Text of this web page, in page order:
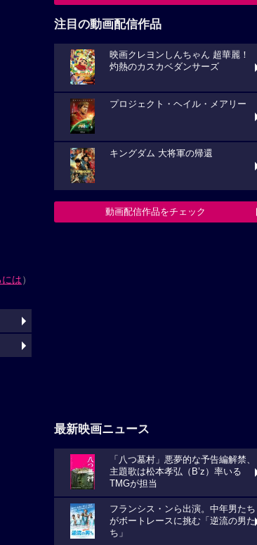
は）
注目の動画配信作品
映画クレヨンしんちゃん 超華麗！
灼熱のカスカベダンサーズ
プロジェクト・ヘイル・メアリー
キングダム 大将軍の帰還
動画配信作品をチェック
最新映画ニュース
「八つ墓村」悪夢的な予告編解禁、
主題歌は松本孝弘（B’z）率いる
TMGが担当
フランシス・ンら出演。中年男たち
がボートレースに挑む「逆流の男た
ち」